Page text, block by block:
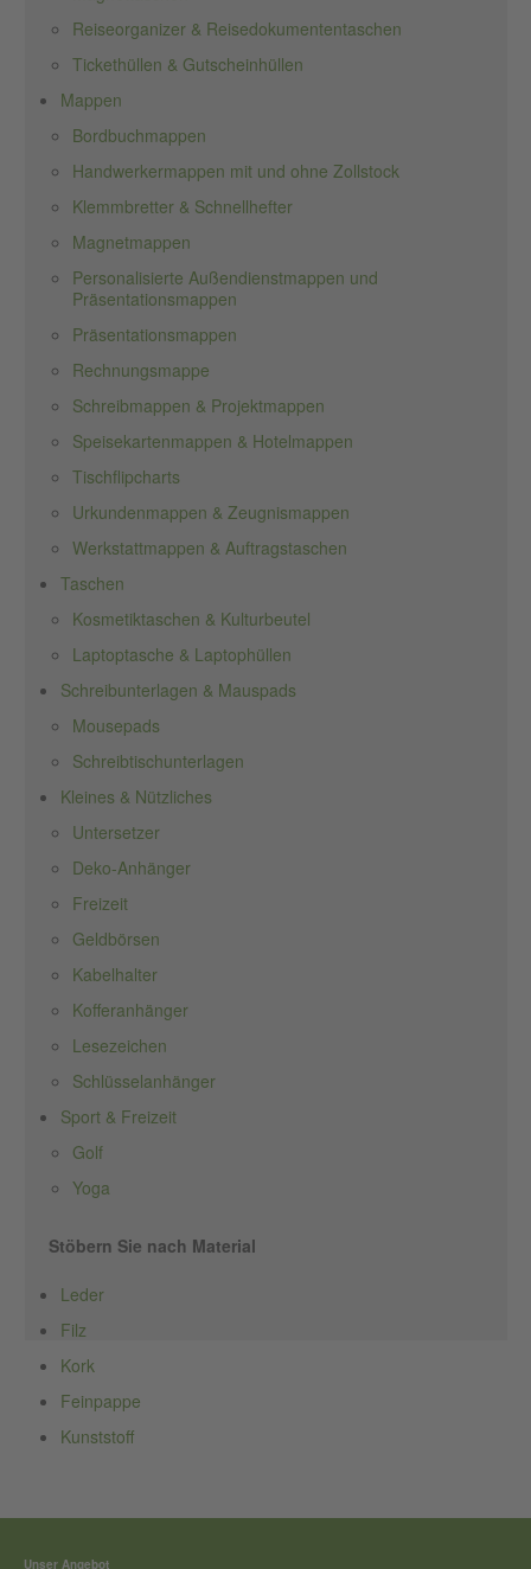
Reiseorganizer & Reisedokumententaschen
Tickethüllen & Gutscheinhüllen
Mappen
Bordbuchmappen
Handwerkermappen mit und ohne Zollstock
Klemmbretter & Schnellhefter
Magnetmappen
Personalisierte Außendienstmappen und
Präsentationsmappen
Präsentationsmappen
Rechnungsmappe
Schreibmappen & Projektmappen
Speisekartenmappen & Hotelmappen
Tischflipcharts
Urkundenmappen & Zeugnismappen
Werkstattmappen & Auftragstaschen
Taschen
Kosmetiktaschen & Kulturbeutel
Laptoptasche & Laptophüllen
Schreibunterlagen & Mauspads
Mousepads
Schreibtischunterlagen
Kleines & Nützliches
Untersetzer
Deko-Anhänger
Freizeit
Geldbörsen
Kabelhalter
Kofferanhänger
Lesezeichen
Schlüsselanhänger
Sport & Freizeit
Golf
Yoga
Stöbern Sie nach Material
Leder
Filz
Kork
Feinpappe
Kunststoff
Unser Angebot